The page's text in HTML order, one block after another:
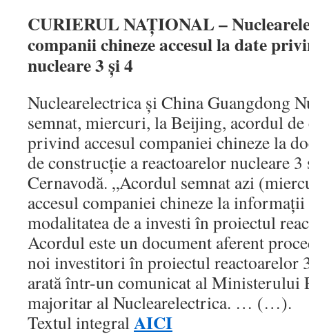
CURIERUL NAŢIONAL –
companii chineze accesul la date
nucleare 3 şi 4
Nuclearelectrica şi China Guangdong
semnat, miercuri, la Beijing, acordul
privind accesul companiei chineze la
de construcţie a reactoarelor nucleare
Cernavodă. „Acordul semnat azi
accesul companiei chineze la
modalitatea de a investi în proiectul
Acordul este un document aferent
noi investitori în proiectul reactoarelor
arată într-un comunicat al Ministerului
majoritar al Nuclearelectrica. … (…).
Textul integralAICI